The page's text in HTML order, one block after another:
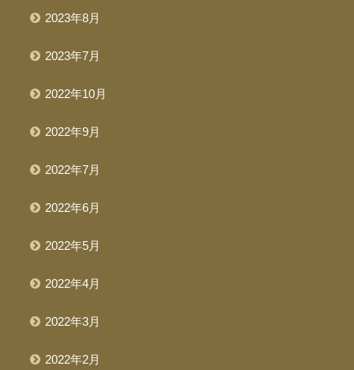
2023年8月
2023年7月
2022年10月
2022年9月
2022年7月
2022年6月
2022年5月
2022年4月
2022年3月
2022年2月